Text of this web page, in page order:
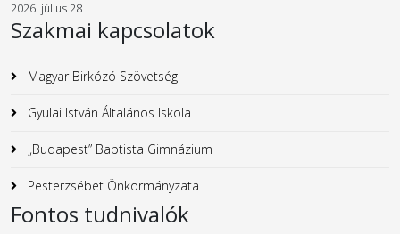
2026. július 28
Szakmai kapcsolatok
Magyar Birkózó Szövetség
Gyulai István Általános Iskola
„Budapest” Baptista Gimnázium
Pesterzsébet Önkormányzata
Fontos tudnivalók